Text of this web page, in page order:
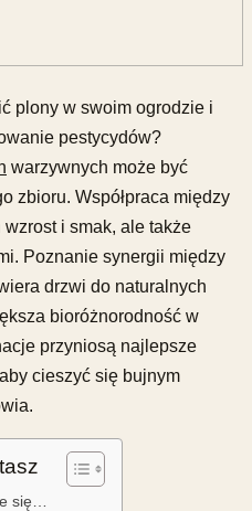
plony w swoim ogrodzie i
pestycydów?
warzywnych może być
zbioru. Współpraca między
i smak, ale także
Poznanie synergii między
drzwi do naturalnych
bioróżnorodność w
przyniosą najlepsze
cieszyć się bujnym
się…